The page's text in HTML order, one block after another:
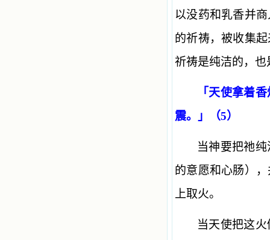
以没药和乳香并
的祈祷，被收集
祈祷是纯洁的，也
「天使拿着
震。」（5）
当神要把祂
的意愿和心肠）
上取火。
当天使把这